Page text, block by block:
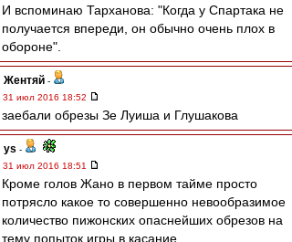
И вспоминаю Тарханова: "Когда у Спартака не
получается впереди, он обычно очень плох в
обороне".
Жентяй -
31 июл 2016 18:52
заебали обрезы Зе Луиша и Глушакова
ys -
31 июл 2016 18:51
Кроме голов Жано в первом тайме просто
потрясло какое то совершенно невообразимое
количество пижонских опаснейших обрезов на
тему попыток игры в касание.